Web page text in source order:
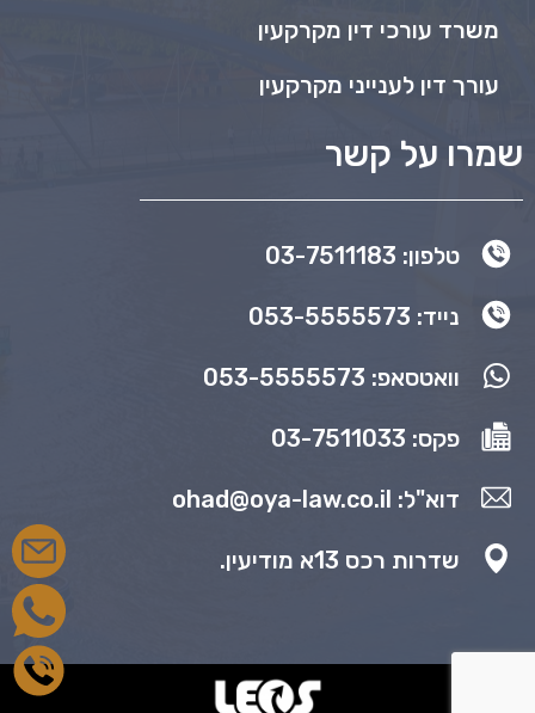
משרד עורכי דין מקרקעין
עורך דין לענייני מקרקעין
שמרו על קשר
טלפון: 03-7511183
נייד: 053-5555573
וואטסאפ: 053-5555573
פקס: 03-7511033
דוא"ל: ohad@oya-law.co.il
שדרות רכס 13א מודיעין.